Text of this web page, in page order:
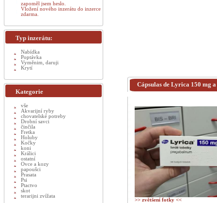
Cápsulas de Lyrica 150 mg
>> zvětšení fotky <<
zapoměl jsem heslo.
Vložení nového inzerátu do inzerce
zdarma.
Typ inzerátu:
Nabídka
Poptávka
Vyměnim, daruji
Krytí
Kategorie
vše
Akvarijní ryby
chovatelské potreby
Drobní savci
činčila
Fretka
Holuby
Kočky
koni
Králici
ostatní
Ovce a kozy
papoušci
Prasata
Psi
Ptactvo
skot
terarijni zvížata